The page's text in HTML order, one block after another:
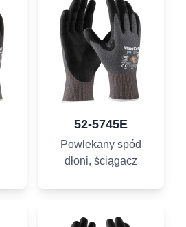
52-5745E
Powlekany spód
dłoni, ściągacz